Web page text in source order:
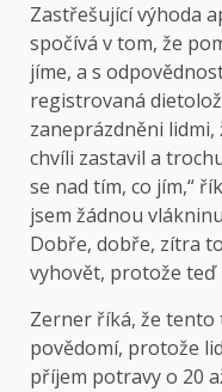
Zastřešující výhoda
spočívá v tom, že
jíme, a s
registrovaná
zaneprázdněni lidmi,
chvíli zastavil a
se nad tím, co jím,“
jsem žádnou
Dobře, dobře, zítra
vyhovět, protože teď
Zerner říká, že tento
povědomí, protože
příjem potravy o 20